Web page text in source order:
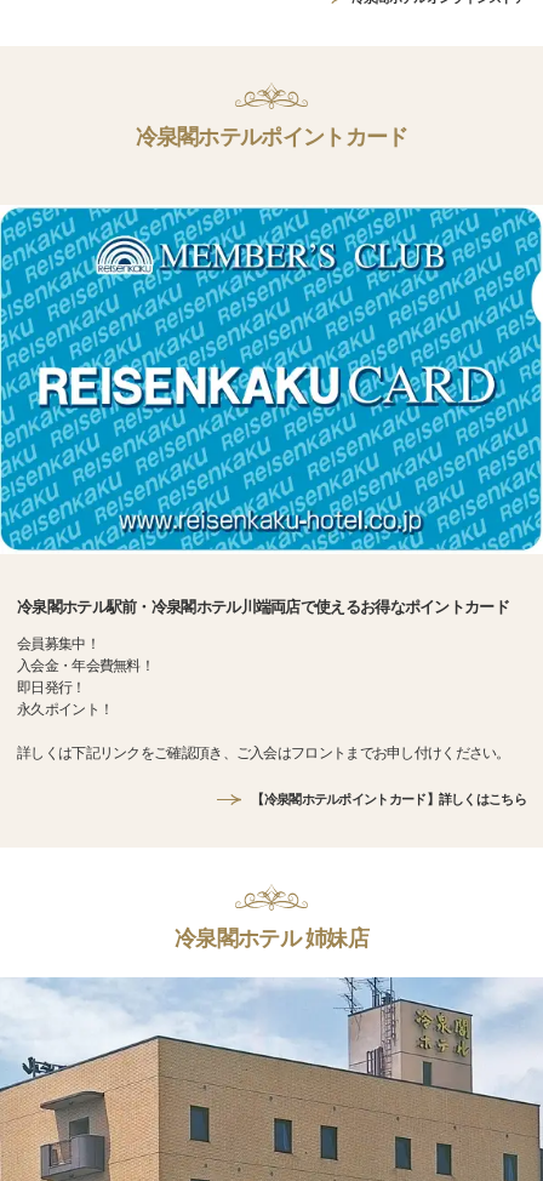
冷泉閣ホテルポイントカード
冷泉閣ホテル駅前・冷泉閣ホテル川端両店で使えるお得なポイントカード
会員募集中！
入会金・年会費無料！
即日発行！
永久ポイント！
詳しくは下記リンクをご確認頂き、ご入会はフロントまでお申し付けください。
【冷泉閣ホテルポイントカード】詳しくはこちら
冷泉閣ホテル 姉妹店